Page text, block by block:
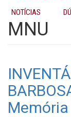
NOTÍCIAS
MNU
Memória